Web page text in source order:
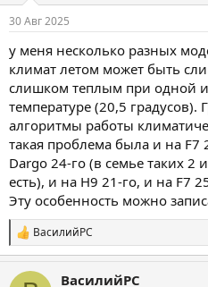
30 Авг 2025
у меня несколько разных
климат летом может быть
слишком теплым при одной
температуре (20,5
алгоритмы работы
такая проблема была и на F7
Dargo 24-го (в семье таких 2
есть), и на H9 21-го, и на F7
Эту особенность можно
С
и
п
ВасилийРС
ВасилийРС